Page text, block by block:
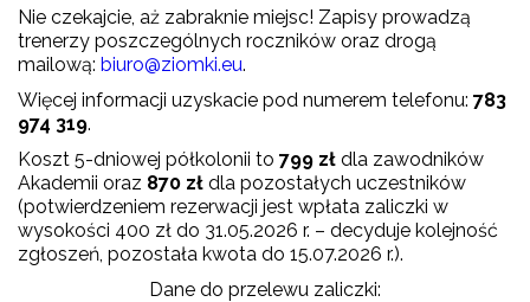
Nie czekajcie, aż zabraknie miejsc! Zapisy prowadzą
trenerzy poszczególnych roczników oraz drogą
mailową: biuro@ziomki.eu.
Więcej informacji uzyskacie pod numerem telefonu: 783
974 319.
Koszt 5-dniowej półkolonii to 799 zł dla zawodników
Akademii oraz 870 zł dla pozostałych uczestników
(potwierdzeniem rezerwacji jest wpłata zaliczki w
wysokości 400 zł do 31.05.2026 r. – decyduje kolejność
zgłoszeń, pozostała kwota do 15.07.2026 r.).
Dane do przelewu zaliczki: